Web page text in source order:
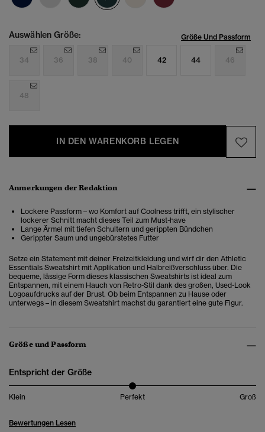
Auswählen Größe: Größe Und Passform
34 36 38 40 42 44 46
48
IN DEN WARENKORB LEGEN
Anmerkungen der Redaktion
Lockere Passform – wo Komfort auf Coolness trifft, ein stylischer
lockerer Schnitt macht dieses Teil zum Must-have
Lange Ärmel mit tiefen Schultern und gerippten Bündchen
Gerippter Saum und ungebürstetes Futter
Setze ein Statement mit deiner Freizeitkleidung und wirf dir den Athletic
Essentials Sweatshirt mit Applikation und Halbreißverschluss über. Die
bequeme, lässige Form dieses klassischen Sweatshirts ist ideal zum
Entspannen, mit einem Hauch von Retro-Stil dank des großen, Used-Look
Logoaufdrucks auf der Brust. Ob beim Entspannen zu Hause oder
unterwegs – in diesem Sweatshirt machst du garantiert eine gute Figur.
Größe und Passform
Entspricht der Größe
Klein Perfekt Groß
Bewertungen Lesen